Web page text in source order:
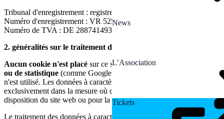
News
L’Association
Tickets
Tribunal d'enregistrement : registre des associations de Sarrebruck
Numéro d'enregistrement : VR 5258
Numéro de TVA : DE 288741493
2. généralités sur le traitement des données
Aucun cookie n'est placé sur ce site web etaucun service de suivi
ou de statistique (comme Google Analytics, Matomo ou autres)
n'est utilisé. Les données à caractère personnel sont traitées
exclusivement dans la mesure où cela est nécessaire pour la mise à
disposition du site web ou pour la communication avec vous.
Le traitement des données à caractère personnel s'effectue toujours